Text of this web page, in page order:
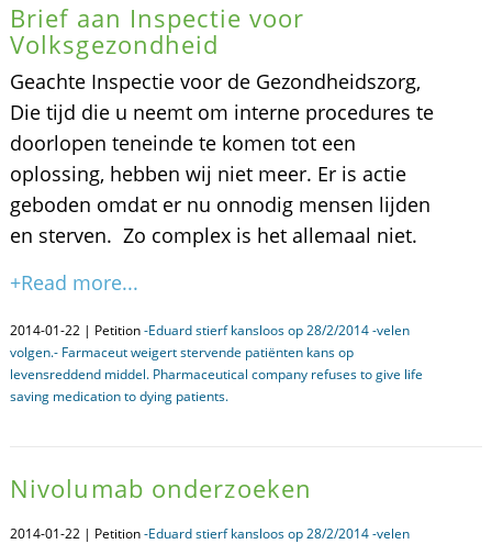
Brief aan Inspectie voor
Volksgezondheid
Geachte Inspectie voor de Gezondheidszorg,
Die tijd die u neemt om interne procedures te
doorlopen teneinde te komen tot een
oplossing, hebben wij niet meer. Er is actie
geboden omdat er nu onnodig mensen lijden
en sterven. Zo complex is het allemaal niet.
+Read more...
2014-01-22 | Petition-Eduard stierf kansloos op 28/2/2014 -velen
volgen.- Farmaceut weigert stervende patiënten kans op
levensreddend middel. Pharmaceutical company refuses to give life
saving medication to dying patients.
Nivolumab onderzoeken
2014-01-22 | Petition-Eduard stierf kansloos op 28/2/2014 -velen